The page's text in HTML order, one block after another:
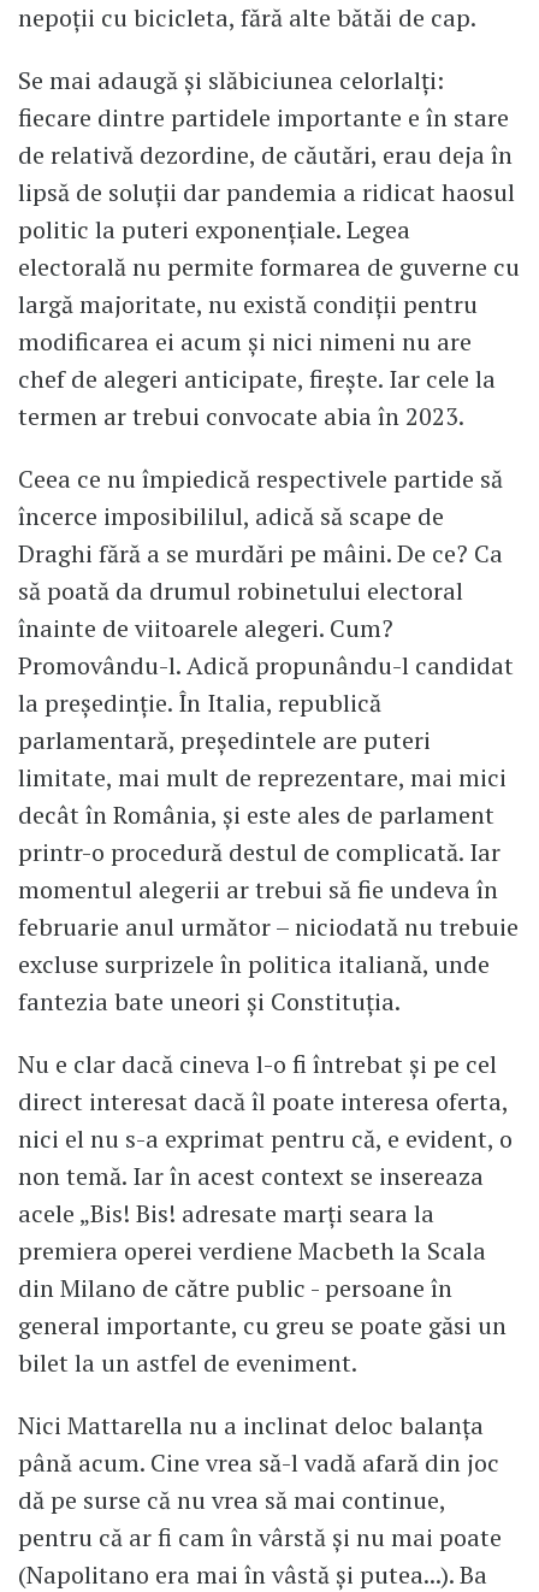
nepoții cu bicicleta, fără alte bătăi de cap.
Se mai adaugă și slăbiciunea celorlalți:
fiecare dintre partidele importante e în stare
de relativă dezordine, de căutări, erau deja în
lipsă de soluții dar pandemia a ridicat haosul
politic la puteri exponențiale. Legea
electorală nu permite formarea de guverne cu
largă majoritate, nu există condiții pentru
modificarea ei acum și nici nimeni nu are
chef de alegeri anticipate, firește. Iar cele la
termen ar trebui convocate abia în 2023.
Ceea ce nu împiedică respectivele partide să
încerce imposibililul, adică să scape de
Draghi fără a se murdări pe mâini. De ce? Ca
să poată da drumul robinetului electoral
înainte de viitoarele alegeri. Cum?
Promovându-l. Adică propunându-l candidat
la președinție. În Italia, republică
parlamentară, președintele are puteri
limitate, mai mult de reprezentare, mai mici
decât în România, și este ales de parlament
printr-o procedură destul de complicată. Iar
momentul alegerii ar trebui să fie undeva în
februarie anul următor – niciodată nu trebuie
excluse surprizele în politica italiană, unde
fantezia bate uneori și Constituția.
Nu e clar dacă cineva l-o fi întrebat și pe cel
direct interesat dacă îl poate interesa oferta,
nici el nu s-a exprimat pentru că, e evident, o
non temă. Iar în acest context se insereaza
acele „Bis! Bis! adresate marți seara la
premiera operei verdiene Macbeth la Scala
din Milano de către public - persoane în
general importante, cu greu se poate găsi un
bilet la un astfel de eveniment.
Nici Mattarella nu a inclinat deloc balanța
până acum. Cine vrea să-l vadă afară din joc
dă pe surse că nu vrea să mai continue,
pentru că ar fi cam în vârstă și nu mai poate
(Napolitano era mai în vâstă și putea...). Ba